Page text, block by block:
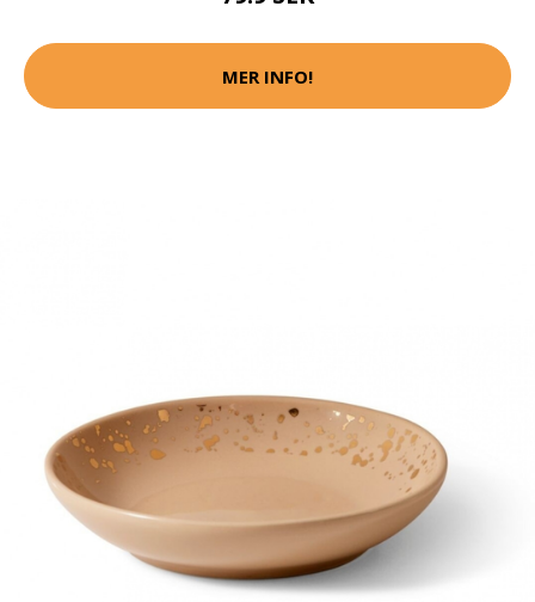
MER INFO!